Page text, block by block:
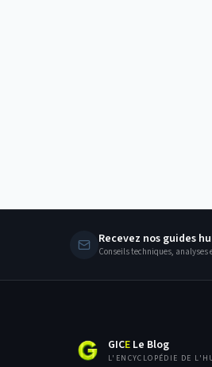
Recevez nos guides
Conseils techniques, analyses
GICE Le Blog
L'ENCYCLOPÉDIE DE